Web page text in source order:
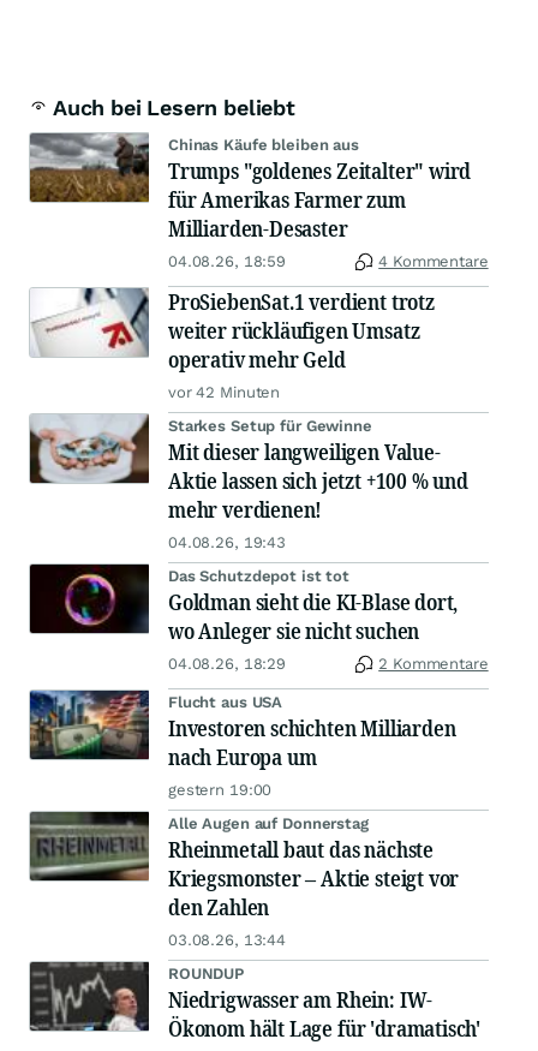
Auch bei Lesern beliebt
Chinas Käufe bleiben aus
Trumps "goldenes Zeitalter" wird
für Amerikas Farmer zum
Milliarden-Desaster
04.08.26, 18:59 4 Kommentare
ProSiebenSat.1 verdient trotz
weiter rückläufigen Umsatz
operativ mehr Geld
vor 42 Minuten
Starkes Setup für Gewinne
Mit dieser langweiligen Value-
Aktie lassen sich jetzt +100 % und
mehr verdienen!
04.08.26, 19:43
Das Schutzdepot ist tot
Goldman sieht die KI-Blase dort,
wo Anleger sie nicht suchen
04.08.26, 18:29 2 Kommentare
Flucht aus USA
Investoren schichten Milliarden
nach Europa um
gestern 19:00
Alle Augen auf Donnerstag
Rheinmetall baut das nächste
Kriegsmonster – Aktie steigt vor
den Zahlen
03.08.26, 13:44
ROUNDUP
Niedrigwasser am Rhein: IW-
Ökonom hält Lage für 'dramatisch'